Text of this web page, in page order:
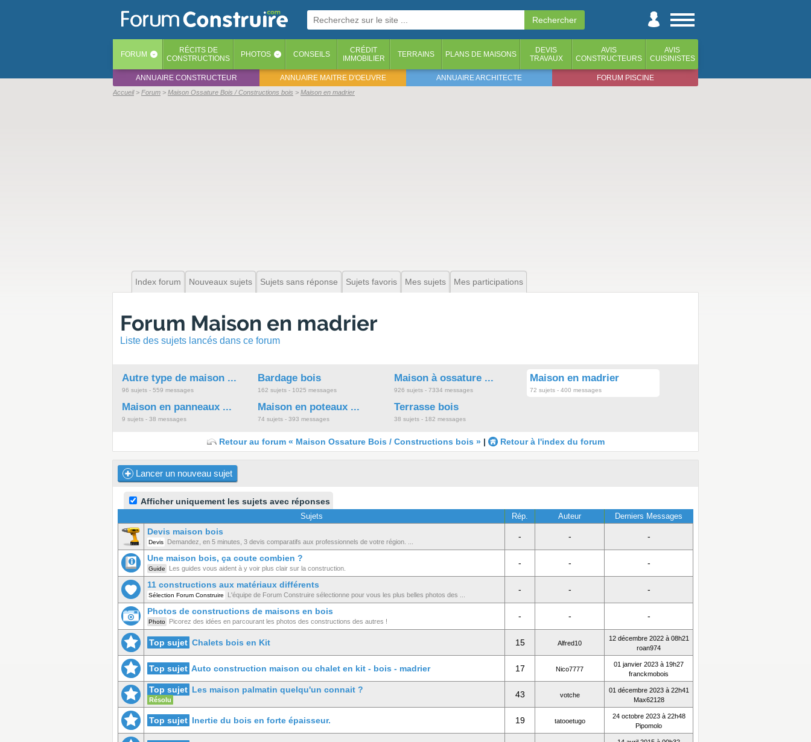
FORUM ‹ RÉCITS DE
CONSTRUCTIONS
PHOTOS ‹ CONSEILS
CRÉDIT
IMMOBILIER
TERRAINS PLANS DE MAISONS
DEVIS
TRAVAUX
AVIS
CONSTRUCTEURS
AVIS
CUISINISTES
ANNUAIRE CONSTRUCTEUR ANNUAIRE MAITRE D'OEUVRE ANNUAIRE ARCHITECTE FORUM PISCINE
Accueil Forum Maison Ossature Bois / Constructions bois Maison en madrier
Index forum Nouveaux sujets Sujets sans réponse Sujets favoris Mes sujets Mes participations
Forum Maison en madrier
Liste des sujets lancés dans ce forum
Autre type de maison ...
96 sujets - 559 messages
Bardage bois
162 sujets - 1025 messages
Maison à ossature ...
926 sujets - 7334 messages
Maison en madrier
72 sujets - 400 messages
Maison en panneaux ...
9 sujets - 38 messages
Maison en poteaux ...
74 sujets - 393 messages
Terrasse bois
38 sujets - 182 messages
Retour au forum « Maison Ossature Bois / Constructions bois »| Retour à l'index du forum
Lancer un nouveau sujet
Afficher uniquement les sujets avec réponses
Sujets Rép. Auteur Derniers Messages
Devis maison bois
Devis Demandez, en 5 minutes, 3 devis comparatifs aux professionnels de votre région. ...
- - -
Une maison bois, ça coute combien ?
Guide Les guides vous aident à y voir plus clair sur la construction.
- - -
11 constructions aux matériaux différents
Sélection Forum Construire L'équipe de Forum Construire sélectionne pour vous les plus belles photos des ...
- - -
Photos de constructions de maisons en bois
Photo Picorez des idées en parcourant les photos des constructions des autres !
- - -
Top sujet Chalets bois en Kit 15 Alfred10
12 décembre 2022 à 08h21
roan974
Top sujet Auto construction maison ou chalet en kit - bois - madrier 17 Nico7777
01 janvier 2023 à 19h27
franckmobois
Top sujet Les maison palmatin quelqu'un connait ?
Résolu
43 votche
01 décembre 2023 à 22h41
Max62128
Top sujet Inertie du bois en forte épaisseur. 19 tatooetugo
24 octobre 2023 à 22h48
Pipomolo